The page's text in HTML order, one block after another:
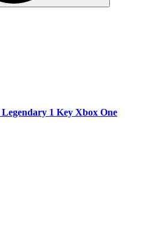
1 Key Xbox One